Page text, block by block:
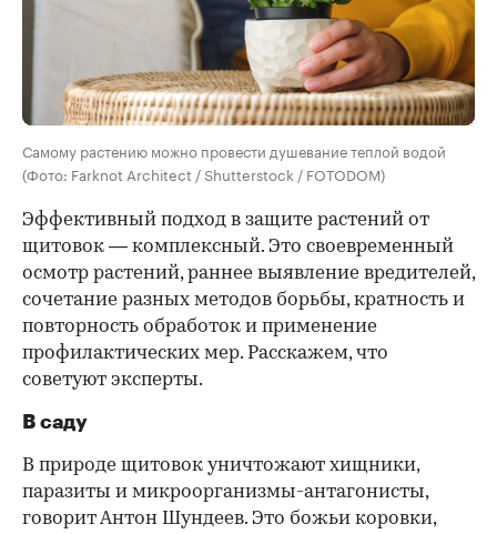
Самому растению можно провести душевание теплой водой
(Фото: Farknot Architect / Shutterstock / FOTODOM)
Эффективный подход в защите растений от
щитовок — комплексный. Это своевременный
осмотр растений, раннее выявление вредителей,
сочетание разных методов борьбы, кратность и
повторность обработок и применение
профилактических мер. Расскажем, что
советуют эксперты.
В саду
В природе щитовок уничтожают хищники,
паразиты и микроорганизмы-антагонисты,
говорит Антон Шундеев. Это божьи коровки,